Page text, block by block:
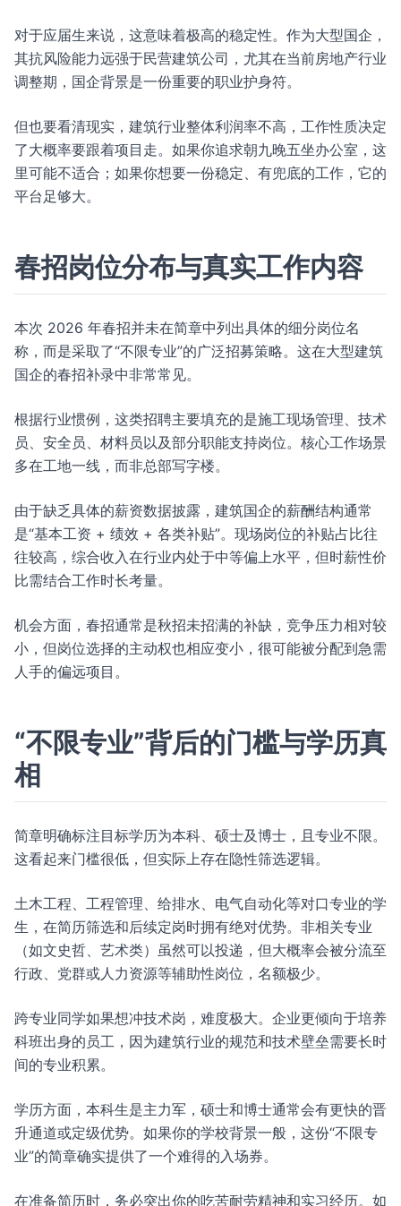
对于应届生来说，这意味着极高的稳定性。作为大型国企，
其抗风险能力远强于民营建筑公司，尤其在当前房地产行业
调整期，国企背景是一份重要的职业护身符。
但也要看清现实，建筑行业整体利润率不高，工作性质决定
了大概率要跟着项目走。如果你追求朝九晚五坐办公室，这
里可能不适合；如果你想要一份稳定、有兜底的工作，它的
平台足够大。
春招岗位分布与真实工作内容
本次 2026 年春招并未在简章中列出具体的细分岗位名
称，而是采取了“不限专业”的广泛招募策略。这在大型建筑
国企的春招补录中非常常见。
根据行业惯例，这类招聘主要填充的是施工现场管理、技术
员、安全员、材料员以及部分职能支持岗位。核心工作场景
多在工地一线，而非总部写字楼。
由于缺乏具体的薪资数据披露，建筑国企的薪酬结构通常
是“基本工资 + 绩效 + 各类补贴”。现场岗位的补贴占比往
往较高，综合收入在行业内处于中等偏上水平，但时薪性价
比需结合工作时长考量。
机会方面，春招通常是秋招未招满的补缺，竞争压力相对较
小，但岗位选择的主动权也相应变小，很可能被分配到急需
人手的偏远项目。
“不限专业”背后的门槛与学历真
相
简章明确标注目标学历为本科、硕士及博士，且专业不限。
这看起来门槛很低，但实际上存在隐性筛选逻辑。
土木工程、工程管理、给排水、电气自动化等对口专业的学
生，在简历筛选和后续定岗时拥有绝对优势。非相关专业
（如文史哲、艺术类）虽然可以投递，但大概率会被分流至
行政、党群或人力资源等辅助性岗位，名额极少。
跨专业同学如果想冲技术岗，难度极大。企业更倾向于培养
科班出身的员工，因为建筑行业的规范和技术壁垒需要长时
间的专业积累。
学历方面，本科生是主力军，硕士和博士通常会有更快的晋
升通道或定级优势。如果你的学校背景一般，这份“不限专
业”的简章确实提供了一个难得的入场券。
在准备简历时，务必突出你的吃苦耐劳精神和实习经历。如